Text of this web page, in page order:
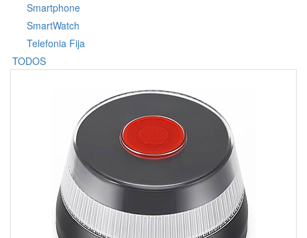
Smartphone
SmartWatch
Telefonia Fija
TODOS